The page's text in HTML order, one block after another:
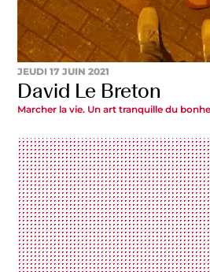
JEUDI 17 JUIN 2021
David Le Breton
Marcher la vie. Un art tranquille du